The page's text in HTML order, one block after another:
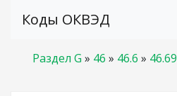
Коды ОКВЭД
Раздел G » 46 » 46.6 » 46.69